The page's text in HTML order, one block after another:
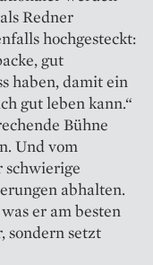
Redner
hochgesteckt:
gut
haben, damit ein
gut leben kann.“
Bühne
Und vom
abhalten.
er am besten
sondern setzt